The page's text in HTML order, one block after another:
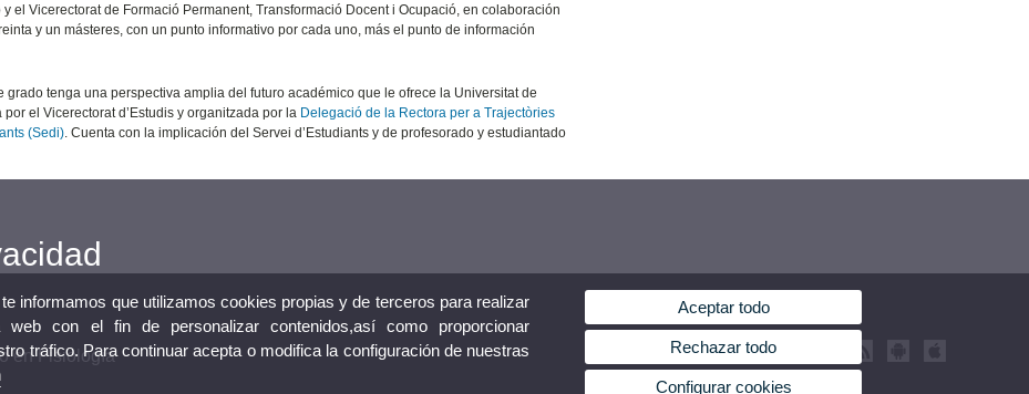
el Vicerectorat de Formació Permanent, Transformació Docent i Ocupació, en colaboración
y un másteres, con un punto informativo por cada uno, más el punto de información
tenga una perspectiva amplia del futuro académico que le ofrece la Universitat de
el Vicerectorat d’Estudis y organitzada por la Delegació de la Rectora per a Trajectòries
(Sedi). Cuenta con la implicación del Servei d’Estudiants y de profesorado y estudiantado
en Fisiología
informamos que utilizamos cookies propias y de terceros para realizar
con el fin de personalizar contenidos,así como proporcionar
tráfico. Para continuar acepta o modifica la configuración de nuestras
Aceptar todo
Rechazar todo
Configurar cookies